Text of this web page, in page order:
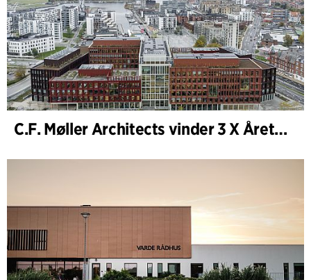
C.F. Møller Architects vinder 3 X Årets Byggeri 2025